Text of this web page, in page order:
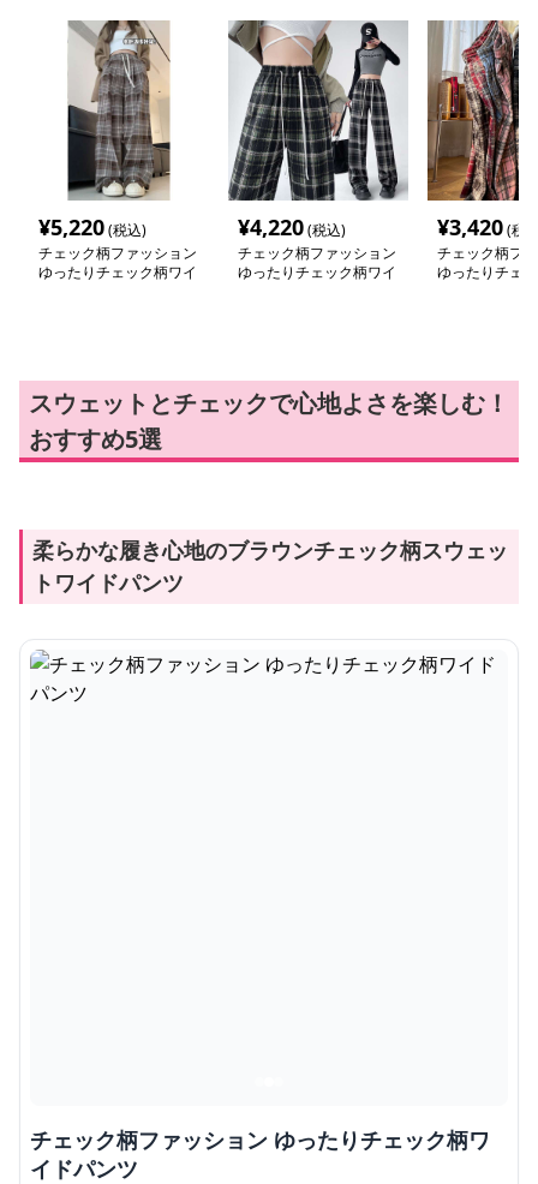
¥5,220(税込)
チェック柄ファッション
ゆったりチェック柄ワイ
¥4,220(税込)
チェック柄ファッション
ゆったりチェック柄ワイ
¥3,420(税
チェック柄フ
ゆったりチェ
スウェットとチェックで心地よさを楽しむ！
おすすめ5選
柔らかな履き心地のブラウンチェック柄スウェッ
トワイドパンツ
チェック柄ファッション ゆったりチェック柄ワ
イドパンツ